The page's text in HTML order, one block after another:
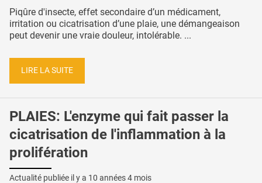
Piqûre d'insecte, effet secondaire d’un médicament,
irritation ou cicatrisation d’une plaie, une démangeaison
peut devenir une vraie douleur, intolérable. ...
LIRE LA SUITE
PLAIES: L'enzyme qui fait passer la
cicatrisation de l'inflammation à la
prolifération
Actualité publiée il y a 10 années 4 mois